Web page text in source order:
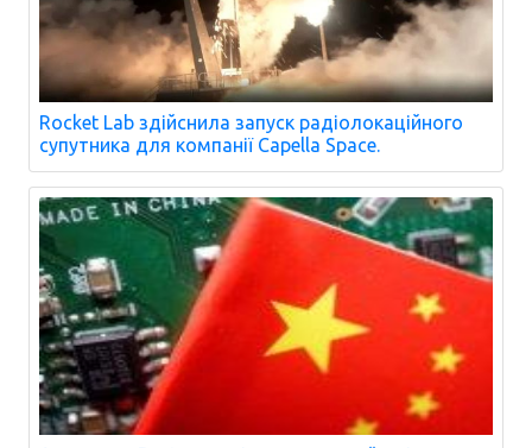
Rocket Lab здійснила запуск радіолокаційного
супутника для компанії Capella Space.